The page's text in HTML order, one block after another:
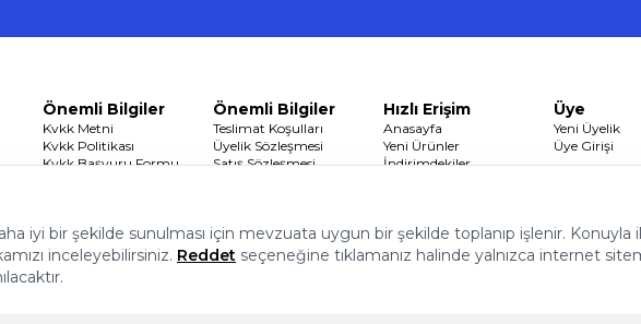
Önemli Bilgiler
Kvkk Metni
Kvkk Politikası
Kvkk Başvuru Formu
Önemli Bilgiler
Teslimat Koşulları
Üyelik Sözleşmesi
Satış Sözleşmesi
Hızlı Erişim
Anasayfa
Yeni Ürünler
İndirimdekiler
Üye
Yeni Üyelik
Üye Girişi
iyi bir şekilde sunulması için mevzuata uygun bir şekilde toplanıp işlenir. Konuyla
inceleyebilirsiniz. Reddet seçeneğine tıklamanız halinde yalnızca internet